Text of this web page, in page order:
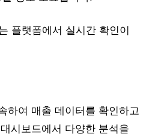
플랫폼에서 실시간 확인이
하여 매출 데이터를 확인하고
시보드에서 다양한 분석을